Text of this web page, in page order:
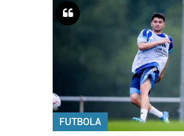
FUTBOLA